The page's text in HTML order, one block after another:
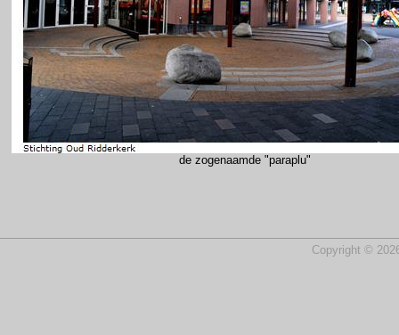
de zogenaamde "paraplu"
Copyright ©